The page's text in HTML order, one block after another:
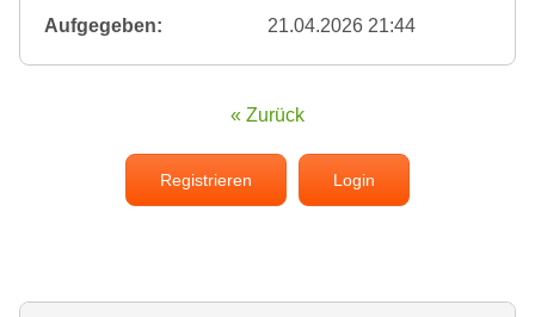
Aufgegeben:
21.04.2026 21:44
« Zurück
Registrieren Login